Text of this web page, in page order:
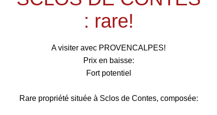
: rare!
A visiter avec PROVENCALPES!
Prix en baisse:
Fort potentiel
Rare propriété située à Sclos de Contes, composée: